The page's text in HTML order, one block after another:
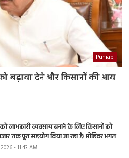
Punjab
बढ़ावा देने और किसानों की आय
को लाभकारी व्यवसाय बनाने के लिए किसानों को
तक पूरा सहयोग दिया जा रहा है: मोहिंदर भगत
- 11:43 AM